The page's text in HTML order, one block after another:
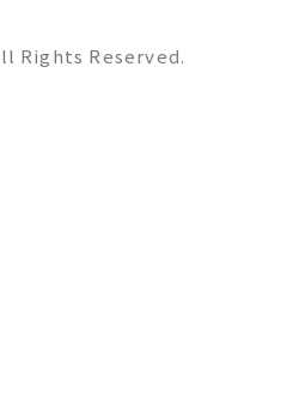
Rights Reserved.